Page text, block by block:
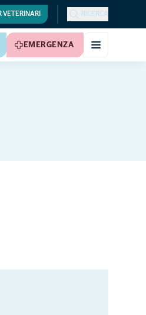
VETERINARI RICERCA
EMERGENZA